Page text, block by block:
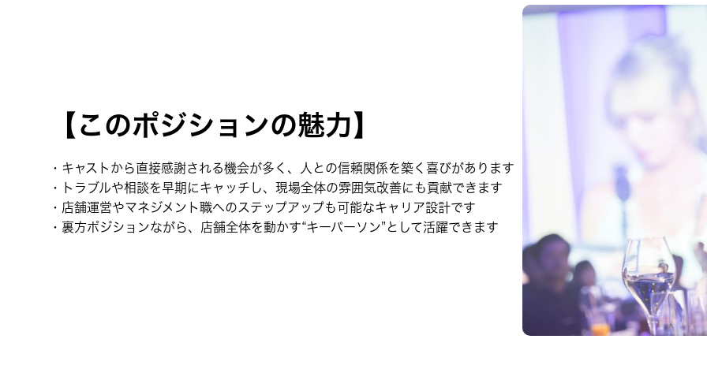
【このポジションの魅力】
・キャストから直接感謝される機会が多く、人との信頼関係を築く喜びがあります
・トラブルや相談を早期にキャッチし、現場全体の雰囲気改善にも貢献できます
・店舗運営やマネジメント職へのステップアップも可能なキャリア設計です
・裏方ポジションながら、店舗全体を動かす“キーパーソン”として活躍できます